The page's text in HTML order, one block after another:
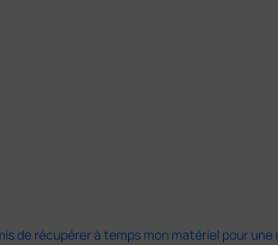
de récupérer à temps mon matériel pour une